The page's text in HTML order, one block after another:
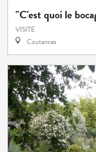
"C'est quoi le
VISITE
Coutances